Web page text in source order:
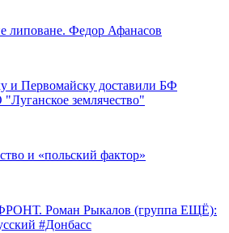
липоване. Федор Афанасов
и Первомайску доставили БФ
землячество"
и «польский фактор»
Роман Рыкалов (группа ЕЩЁ):
#Донбасс